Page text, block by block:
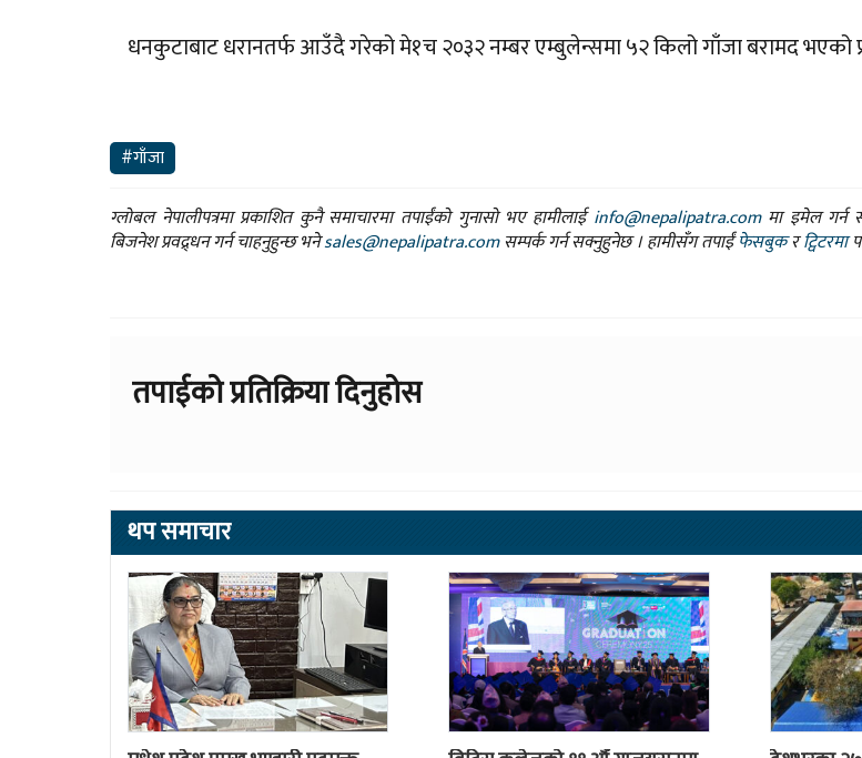
धनकुटाबाट धरानतर्फ आउँदै गरेको मे१च २०३२ नम्बर एम्बुलेन्समा ५२ किलो गाँजा बरामद भएको
#गाँजा
ग्लोबल नेपालीपत्रमा प्रकाशित कुनै समाचारमा तपाईंको गुनासो भए हामीलाईinfo@nepalipatra.comमा इमेल गर्न
बिजनेश प्रवद्र्धन गर्न चाहनुहुन्छ भनेsales@nepalipatra.comसम्पर्क गर्न सक्नुहुनेछ । हामीसँग तपाईंफेसबुकरट्विटरमा
तपाईको प्रतिक्रिया दिनुहोस
थप समाचार